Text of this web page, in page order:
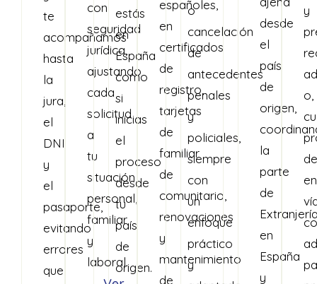
te
acompañamos
hasta
la
jura,
el
DNI
y
el
pasaporte,
evitando
errores
que
con
seguridad
jurídica,
ajustando
cada
solicitud
a
tu
situación
personal,
familiar
y
laboral.
estás
en
España
como
si
inicias
el
proceso
desde
tu
país
de
origen.
españoles,
en
certificados
de
registro,
tarjetas
de
familiar
de
comunitario,
renovaciones
y
mantenimiento
de
o
cancelación
de
antecedentes
penales
y
policiales,
siempre
con
un
enfoque
práctico
y
desde
el
país
de
origen,
la
parte
de
en
España
y
y
o,
en